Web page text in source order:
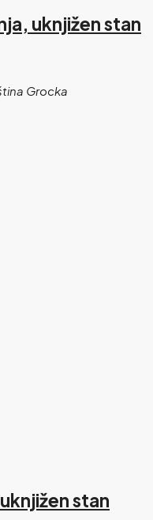
uknjižen stan
Grocka
stan